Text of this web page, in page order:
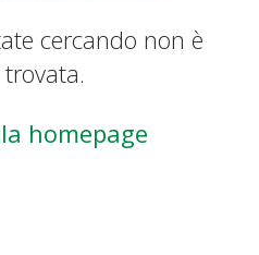
cercando non è
homepage